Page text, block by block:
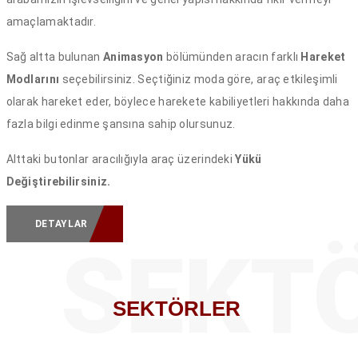
amaçlamaktadır.
Sağ altta bulunan Animasyon bölümünden aracın farklı Hareket
Modlarını seçebilirsiniz. Seçtiğiniz moda göre, araç etkileşimli
olarak hareket eder, böylece harekete kabiliyetleri hakkında daha
fazla bilgi edinme şansına sahip olursunuz.
Alttaki butonlar aracılığıyla araç üzerindekiYükü
Değiştirebilirsiniz.
DETAYLAR
SEKTÖRLER